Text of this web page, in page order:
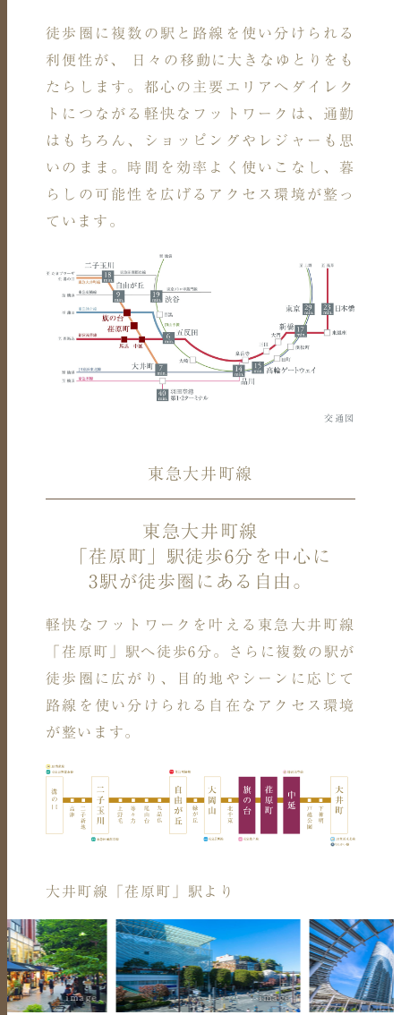
徒歩圏に複数の駅と路線を使い分けられる
利便性が、 日々の移動に大きなゆとりをも
たらします。 都心の主要エリアへダイレク
トにつながる軽快なフットワークは、 通勤
はもちろん、ショッピングやレジャーも思
いのまま。
時間を効率よく使いこなし、暮
らしの可能性を広げるアクセス環境が整っ
ています。
交通図
東急大井町線
東急大井町線
「荏原町」駅徒歩6分を中心に
3駅が徒歩圏にある自由。
軽快なフットワークを叶える東急大井町線
「荏原町」駅へ徒歩6分。
さらに複数の駅が
徒歩圏に広がり、
目的地やシーンに応じて
路線を使い分けられる自在なアクセス環境
が整います。
大井町線「荏原町」駅より
image image